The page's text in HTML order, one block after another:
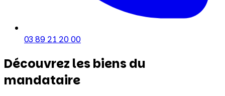
03 89 21 20 00
Découvrez les biens du
mandataire